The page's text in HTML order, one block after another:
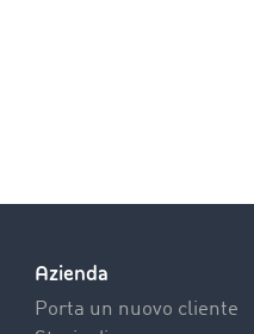
Azienda
Porta un nuovo cliente